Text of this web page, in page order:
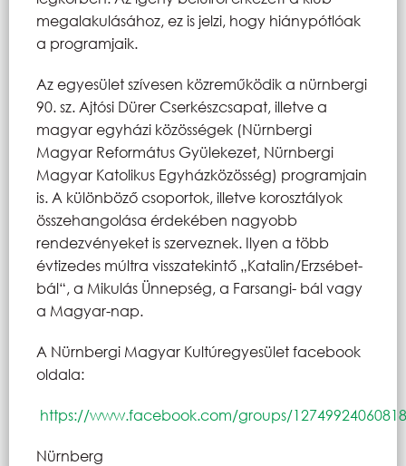
megalakulásához, ez is jelzi, hogy hiánypótlóak
a programjaik.
Az egyesület szívesen közreműködik a nürnbergi
90. sz. Ajtósi Dürer Cserkészcsapat, illetve a
magyar egyházi közösségek (Nürnbergi
Magyar Református Gyülekezet, Nürnbergi
Magyar Katolikus Egyházközösség) programjain
is. A különböző csoportok, illetve korosztályok
összehangolása érdekében nagyobb
rendezvényeket is szerveznek. Ilyen a több
évtizedes múltra visszatekintő „Katalin/Erzsébet-
bál“, a Mikulás Ünnepség, a Farsangi- bál vagy
a Magyar-nap.
A Nürnbergi Magyar Kultúregyesület facebook
oldala:
https://www.facebook.com/groups/
Nürnberg